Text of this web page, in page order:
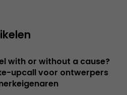
with or without a cause?
upcall voor ontwerpers